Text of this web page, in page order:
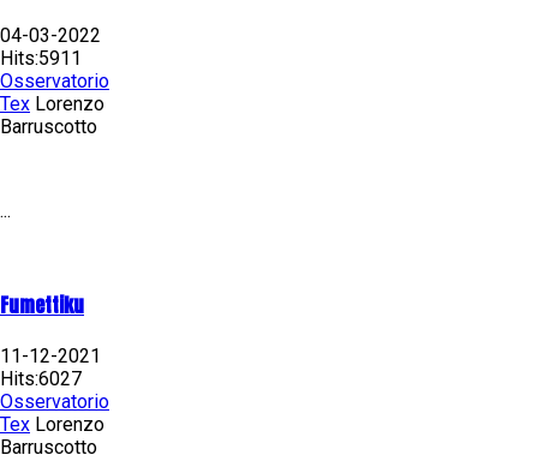
04-03-2022
Hits:5911
Osservatorio
Tex Lorenzo
Barruscotto
...
Fumettiku
11-12-2021
Hits:6027
Osservatorio
Tex Lorenzo
Barruscotto